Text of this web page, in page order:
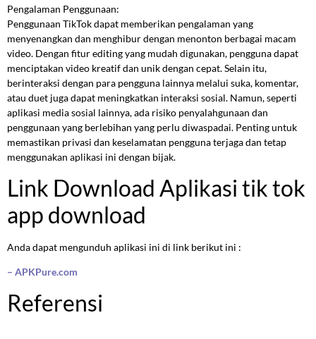
Pengalaman Penggunaan:
Penggunaan TikTok dapat memberikan pengalaman yang
menyenangkan dan menghibur dengan menonton berbagai macam
video. Dengan fitur editing yang mudah digunakan, pengguna dapat
menciptakan video kreatif dan unik dengan cepat. Selain itu,
berinteraksi dengan para pengguna lainnya melalui suka, komentar,
atau duet juga dapat meningkatkan interaksi sosial. Namun, seperti
aplikasi media sosial lainnya, ada risiko penyalahgunaan dan
penggunaan yang berlebihan yang perlu diwaspadai. Penting untuk
memastikan privasi dan keselamatan pengguna terjaga dan tetap
menggunakan aplikasi ini dengan bijak.
Link Download Aplikasi tik tok
app download
Anda dapat mengunduh aplikasi ini di link berikut ini :
– APKPure.com
Referensi